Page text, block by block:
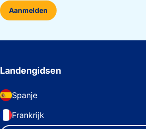
Aanmelden
Landengidsen
Spanje
Frankrijk